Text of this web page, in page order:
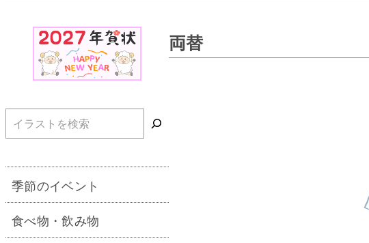
両替
検索
季節のイベント
食べ物・飲み物